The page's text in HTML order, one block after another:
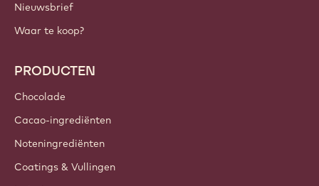
Nieuwsbrief
Waar te koop?
PRODUCTEN
Chocolade
Cacao-ingrediënten
Noteningrediënten
Coatings & Vullingen